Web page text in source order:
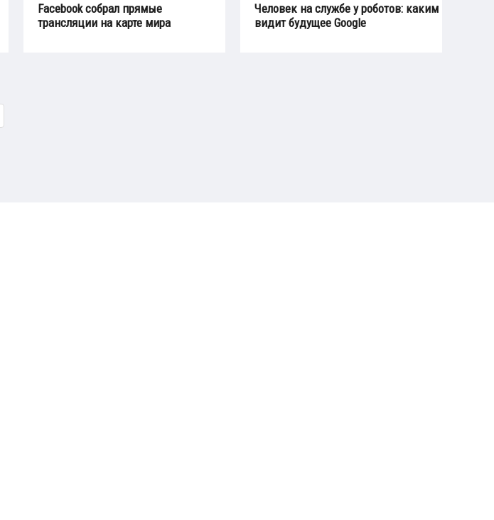
Facebook собрал прямые
трансляции на карте мира
Человек на службе у роботов: каким
видит будущее Google